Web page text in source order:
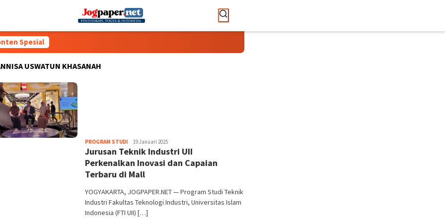
Spesial
USWATUN KHASANAH
PROGRAM STUDI Heri
Purwata
19 Januari 2025
Jurusan Teknik Industri UII
Perkenalkan Inovasi dan Capaian
Terbaru di Mall
YOGYAKARTA, JOGPAPER.NET — Program Studi Teknik
Industri Fakultas Teknologi Industri, Universitas Islam
Indonesia (FTI UII) […]